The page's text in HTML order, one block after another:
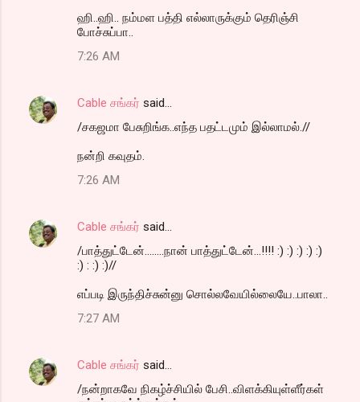
ஹி..ஹி.. நம்மள பத்தி எல்லாருக்கும் தெரிஞ்சி
போச்சுப்பா..
7:26 AM
Cable சங்கர் said…
/சகஜமா பேசுறிங்க..எந்த பதட்டமும் இல்லாமல்.//
நன்றி கவுதம்.
7:26 AM
Cable சங்கர் said…
/பாத்துட்டேன்........நான் பாத்துட்டேன்...!!!! :) :) :) :) :)
:) : :) :)//
எப்படி இருந்திச்சுன்னு சொல்லவேயில்லையே..பாலா..
7:27 AM
Cable சங்கர் said…
/நன்றாகவே நிகழ்ச்சியில் பேசி..விளக்கியுள்ளீர்கள்